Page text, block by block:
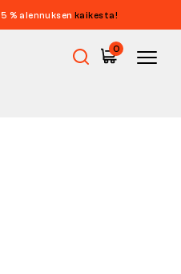
5 % alennuksen kaikesta!
0